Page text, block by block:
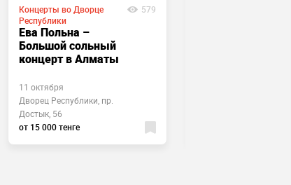
Концерты во Дворце
Республики
579
Ева Польна –
Большой сольный
концерт в Алматы
11 октября
Дворец Республики, пр.
Достык, 56
от 15 000 тенге